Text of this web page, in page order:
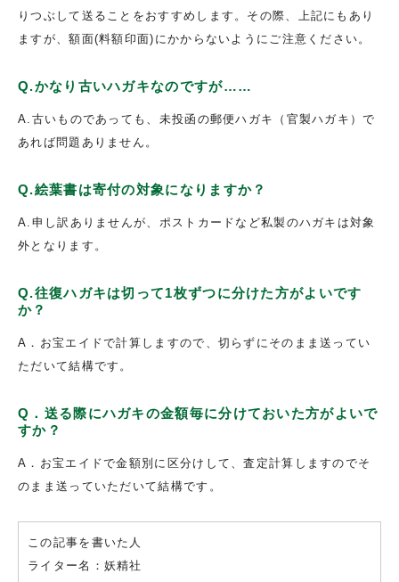
りつぶして送ることをおすすめします。その際、上記にもあり
ますが、額面(料額印面)にかからないようにご注意ください。
Q.かなり古いハガキなのですが……
A.古いものであっても、未投函の郵便ハガキ（官製ハガキ）で
あれば問題ありません。
Q.絵葉書は寄付の対象になりますか？
A.申し訳ありませんが、ポストカードなど私製のハガキは対象
外となります。
Q.往復ハガキは切って1枚ずつに分けた方がよいです
か？
A．お宝エイドで計算しますので、切らずにそのまま送ってい
ただいて結構です。
Q．送る際にハガキの金額毎に分けておいた方がよいで
すか？
A．お宝エイドで金額別に区分けして、査定計算しますのでそ
のまま送っていただいて結構です。
この記事を書いた人
ライター名：妖精社